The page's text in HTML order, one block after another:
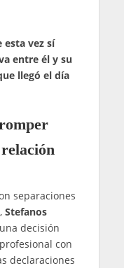
esta vez sí
entre él y su
llegó el día
separaciones
, Stefanos
decisión
con
declaraciones